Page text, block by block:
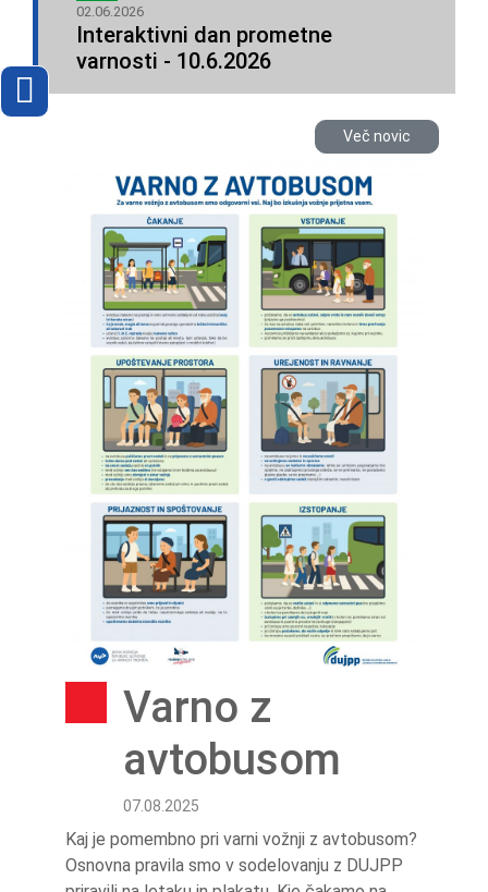
02.06.2026
Interaktivni dan prometne
varnosti - 10.6.2026
Več novic
Varno z
avtobusom
07.08.2025
Kaj je pomembno pri varni vožnji z avtobusom?
Osnovna pravila smo v sodelovanju z DUJPP